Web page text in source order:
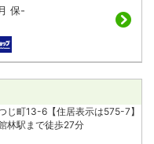
保-
じ町13-6【住居表示は575-7】
林駅まで徒歩27分